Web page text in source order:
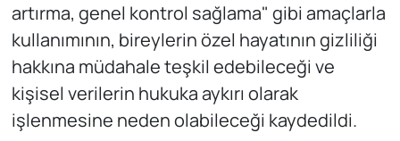
artırma, genel kontrol sağlama" gibi amaçlarla
kullanımının, bireylerin özel hayatının gizliliği
hakkına müdahale teşkil edebileceği ve
kişisel verilerin hukuka aykırı olarak
işlenmesine neden olabileceği kaydedildi.